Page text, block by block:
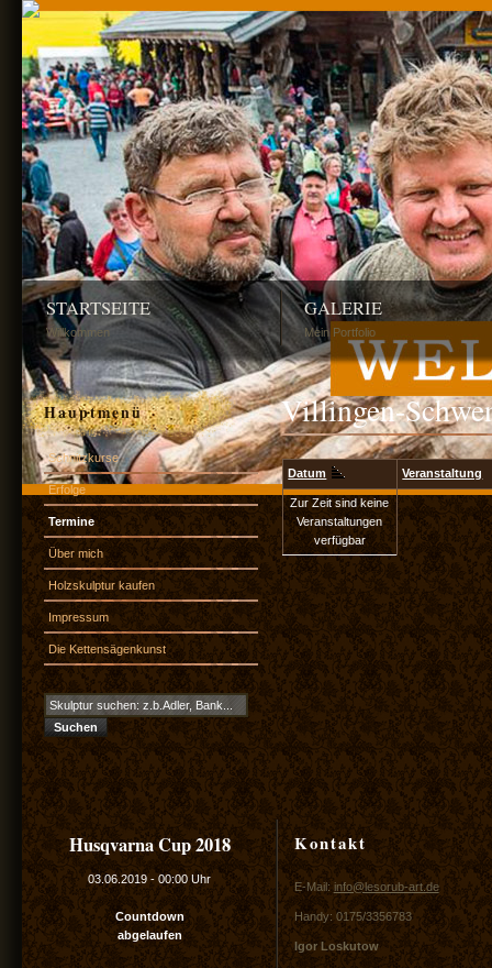
STARTSEITE
Willkommen
GALERIE
Mein Portfolio
Villingen-
Datum Veranstaltung
Zur Zeit sind keine
Veranstaltungen
verfügbar
Hauptmenü
Schnitzkurse
Erfolge
Termine
Über mich
Holzskulptur kaufen
Impressum
Die Kettensägenkunst
Husqvarna Cup 2018
03.06.2019 -00:00 Uhr
Countdown
abgelaufen
Kontakt
E-Mail: info@lesorub-art.de
Handy: 0175/3356783
Igor Loskutow